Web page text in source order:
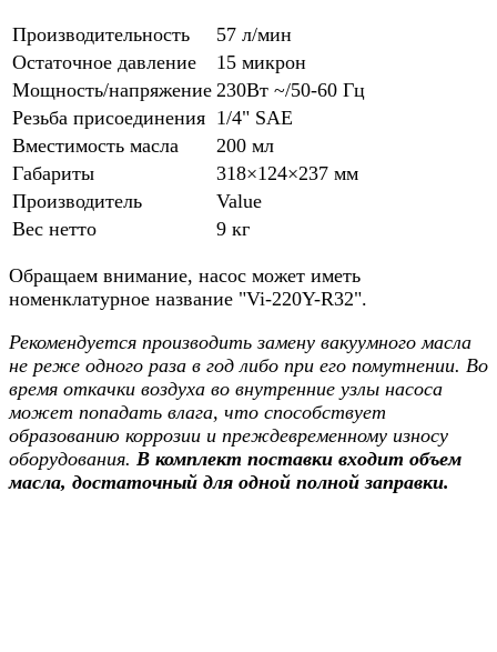
Производительность
57 л/мин
Остаточное давление
15 микрон
Мощность/напряжение 230Вт ~/50-60 Гц
Резьба присоединения 1/4" SAE
Вместимость масла
200 мл
Габариты
318×124×237 мм
Производитель
Value
Вес нетто
9 кг
Обращаем внимание, насос может иметь
номенклатурное название "Vi-220Y-R32".
Рекомендуется производить замену вакуумного масла
не реже одного раза в год либо при его помутнении. Во
время откачки воздуха во внутренние узлы насоса
может попадать влага, что способствует
образованию коррозии и преждевременному износу
оборудования. В комплект поставки входит объем
масла, достаточный для одной полной заправки.